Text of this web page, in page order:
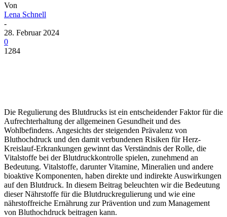
Von
Lena Schnell
-
28. Februar 2024
0
1284
Die Regulierung des Blutdrucks ist ein entscheidender Faktor für die
Aufrechterhaltung der allgemeinen Gesundheit und des
Wohlbefindens. Angesichts der steigenden Prävalenz von
Bluthochdruck und den damit verbundenen Risiken für Herz-
Kreislauf-Erkrankungen gewinnt das Verständnis der Rolle, die
Vitalstoffe bei der Blutdruckkontrolle spielen, zunehmend an
Bedeutung. Vitalstoffe, darunter Vitamine, Mineralien und andere
bioaktive Komponenten, haben direkte und indirekte Auswirkungen
auf den Blutdruck. In diesem Beitrag beleuchten wir die Bedeutung
dieser Nährstoffe für die Blutdruckregulierung und wie eine
nährstoffreiche Ernährung zur Prävention und zum Management
von Bluthochdruck beitragen kann.